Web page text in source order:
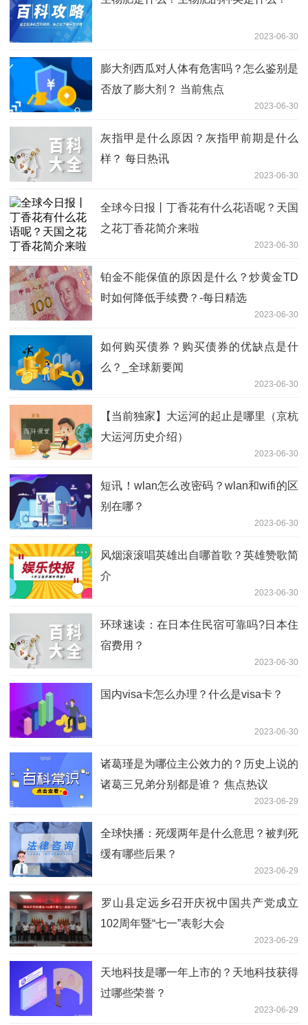
2023-06-30
膨大剂西瓜对人体有危害吗？怎么鉴别是
否放了膨大剂？ 当前焦点
2023-06-30
灰指甲是什么原因？灰指甲前期是什么
样？ 每日热讯
2023-06-30
全球今日报丨丁香花有什么花语呢？天国
之花丁香花简介来啦
2023-06-30
铂金不能保值的原因是什么？炒黄金TD
时如何降低手续费？-每日精选
2023-06-30
如何购买债券？购买债券的优缺点是什
么？_全球新要闻
2023-06-30
【当前独家】大运河的起止是哪里（京杭
大运河历史介绍）
2023-06-30
短讯！wlan怎么改密码？wlan和wifi的区
别在哪？
2023-06-30
风烟滚滚唱英雄出自哪首歌？英雄赞歌简
介
2023-06-30
环球速读：在日本住民宿可靠吗?日本住
宿费用？
2023-06-30
国内visa卡怎么办理？什么是visa卡？
2023-06-30
诸葛瑾是为哪位主公效力的？历史上说的
诸葛三兄弟分别都是谁？ 焦点热议
2023-06-29
全球快播：死缓两年是什么意思？被判死
缓有哪些后果？
2023-06-29
​罗山县定远乡召开庆祝中国共产党成立
102周年暨“七一”表彰大会
2023-06-29
天地科技是哪一年上市的？天地科技获得
过哪些荣誉？
2023-06-29